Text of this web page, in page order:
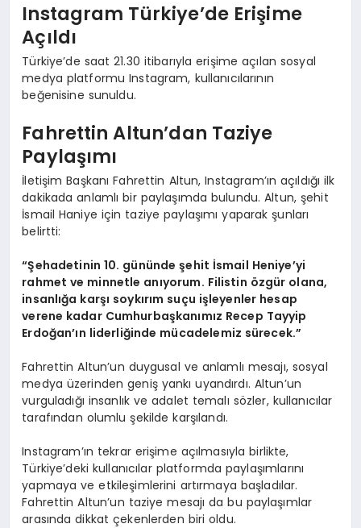
Instagram Türkiye’de Erişime
Açıldı
Türkiye’de saat 21.30 itibarıyla erişime açılan sosyal
medya platformu Instagram, kullanıcılarının
beğenisine sunuldu.
Fahrettin Altun’dan Taziye
Paylaşımı
İletişim Başkanı Fahrettin Altun, Instagram’ın açıldığı ilk
dakikada anlamlı bir paylaşımda bulundu. Altun, şehit
İsmail Haniye için taziye paylaşımı yaparak şunları
belirtti:
“Şehadetinin 10. gününde şehit İsmail Heniye’yi
rahmet ve minnetle anıyorum. Filistin özgür olana,
insanlığa karşı soykırım suçu işleyenler hesap
verene kadar Cumhurbaşkanımız Recep Tayyip
Erdoğan’ın liderliğinde mücadelemiz sürecek.”
Fahrettin Altun’un duygusal ve anlamlı mesajı, sosyal
medya üzerinden geniş yankı uyandırdı. Altun’un
vurguladığı insanlık ve adalet temalı sözler, kullanıcılar
tarafından olumlu şekilde karşılandı.
Instagram’ın tekrar erişime açılmasıyla birlikte,
Türkiye’deki kullanıcılar platformda paylaşımlarını
yapmaya ve etkileşimlerini artırmaya başladılar.
Fahrettin Altun’un taziye mesajı da bu paylaşımlar
arasında dikkat çekenlerden biri oldu.